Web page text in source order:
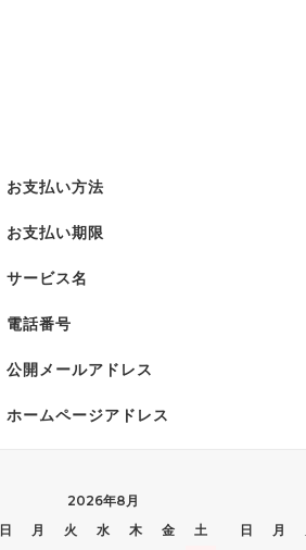
お支払い方法
お支払い期限
サービス名
電話番号
公開メールアドレス
ホームページアドレス
2026年8月
日
月 火 水 木 金
土
日 月